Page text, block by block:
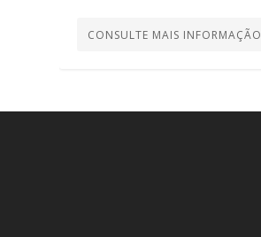
CONSULTE MAIS INFORMAÇÃO